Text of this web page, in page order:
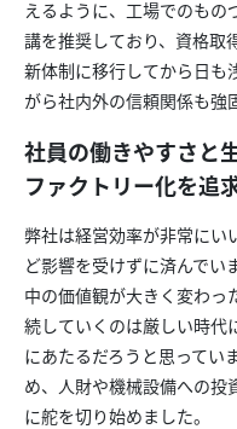
えるように、工場でのもの
講を推奨しており、資格取
新体制に移行してから日も
がら社内外の信頼関係も強
社員の働きやすさと
ファクトリー化を追
弊社は経営効率が非常にい
ど影響を受けずに済んでい
中の価値観が大きく変わっ
続していくのは厳しい時代
にあたるだろうと思ってい
め、人財や機械設備への投
に舵を切り始めました。